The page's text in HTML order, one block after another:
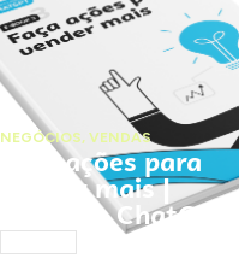
NEGÓCIOS, VENDAS
Faça ações para
vender mais |
Prompts ChatGPT